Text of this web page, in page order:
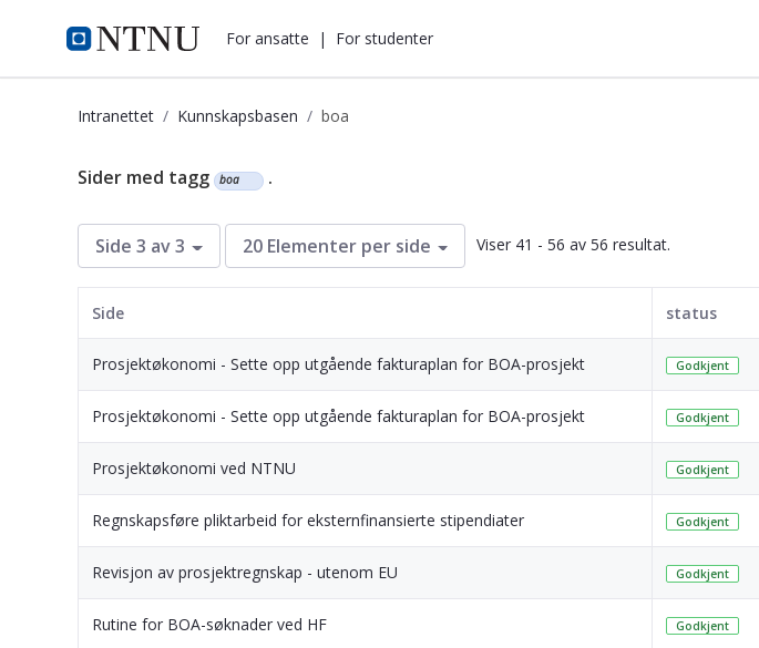
i.ntnu.no For ansatte | For studenter
Intranettet Kunnskapsbasen boa
Kunnskapsbasen
Sider med tagg boa .
Side 3 av 3 20 Elementer per side Viser 41 - 56 av 56 resultat.
Side status
Prosjektøkonomi - Sette opp utgående fakturaplan for BOA-prosjekt Godkjent
Prosjektøkonomi - Sette opp utgående fakturaplan for BOA-prosjekt Godkjent
Prosjektøkonomi ved NTNU Godkjent
Regnskapsføre pliktarbeid for eksternfinansierte stipendiater Godkjent
Revisjon av prosjektregnskap - utenom EU Godkjent
Rutine for BOA-søknader ved HF Godkjent